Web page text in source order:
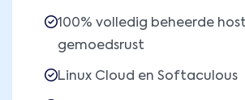
100% volledig beheerde
gemoedsrust
Linux Cloud en Softaculous